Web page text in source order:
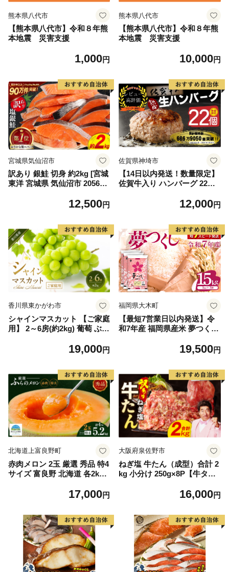
熊本県八代市
【熊本県八代市】令和８年熊
本地震 災害支援
1,000円
熊本県八代市
【熊本県八代市】令和８年熊
本地震 災害支援
10,000円
宮城県気仙沼市
訳あり 銀鮭 切身 約2kg [宮城
東洋 宮城県 気仙沼市 205649
格外 不揃い さけ サケ 鮭切身
切り身 魚 わけあり
12,500円
佐賀県神埼市
【14日以内発送！数量限定】
佐賀牛入り ハンバーグ 22個
毛和牛 ブランド牛 九州 ハン
(H083106)
12,000円
香川県東かがわ市
シャインマスカット 【ご家庭
用】 2～6房(約2kg) 葡萄 ぶど
もの 果実 旬の果物 旬のフル
19,000円
福岡県大木町
【最短7営業日以内発送】令
和7年産 福岡県産米 夢つくし
19,500円
北海道上富良野町
赤肉メロン 2玉 厳選 秀品 特4
サイズ 富良野 北海道 各2kg
富良野 メロン めろん 果物 く
17,000円
大阪府泉佐野市
ねぎ塩 牛たん（成型）合計 2
kg 小分け 250g×8P【牛タン
16,000円